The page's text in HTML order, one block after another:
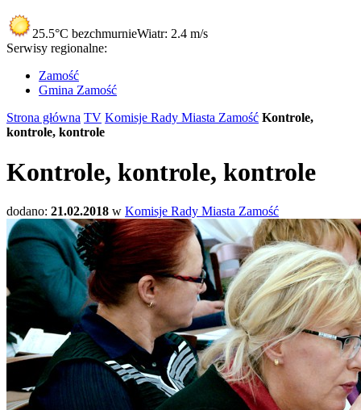
25.5°C bezchmurnieWiatr: 2.4 m/s
Serwisy regionalne:
Zamość
Gmina Zamość
Strona główna TV Komisje Rady Miasta Zamość Kontrole,
kontrole, kontrole
Kontrole, kontrole, kontrole
dodano: 21.02.2018 w Komisje Rady Miasta Zamość